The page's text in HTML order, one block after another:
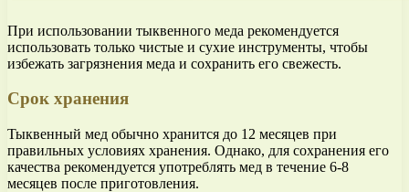
При использовании тыквенного меда рекомендуется
использовать только чистые и сухие инструменты, чтобы
избежать загрязнения меда и сохранить его свежесть.
Срок хранения
Тыквенный мед обычно хранится до 12 месяцев при
правильных условиях хранения. Однако, для сохранения его
качества рекомендуется употреблять мед в течение 6-8
месяцев после приготовления.